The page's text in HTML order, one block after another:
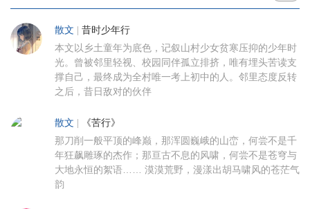
散文 昔时少年行
本文以乡土童年为底色，记叙山村少女贫寒压抑的少年时
光。曾被邻里轻视、校园同伴孤立排挤，唯有埋头苦读支
撑自己，最终成为全村唯一考上初中的人。邻里态度反转
之后，昔日敌对的伙伴
散文 《苦行》
那刀削一般平顶的峰巅，那浑圆巍峨的山峦，何尝不是千
年狂飙雕琢的杰作；那亘古不息的风啸，何尝不是苍穹与
大地永恒的絮语…… 漠漠荒野，漫漾出胡马啸风的苍茫气
韵